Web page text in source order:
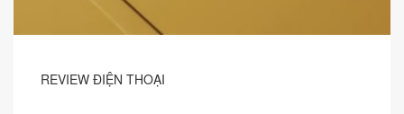
REVIEW ĐIỆN THOẠI